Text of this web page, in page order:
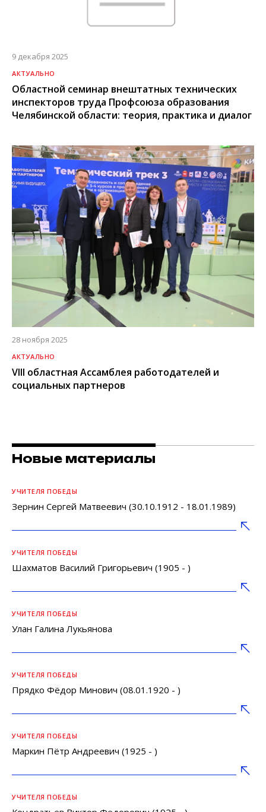
9 декабря 2025
АКТУАЛЬНО
Областной семинар внештатных технических
инспекторов труда Профсоюза образования
Челябинской области: теория, практика и диалог
28 ноября 2025
АКТУАЛЬНО
VIII областная Ассамблея работодателей и
социальных партнеров
Новые материалы
УЧИТЕЛЯ ПОБЕДЫ
Зернин Сергей Матвеевич (30.10.1912 - 18.01.1989)
УЧИТЕЛЯ ПОБЕДЫ
Шахматов Василий Григорьевич (1905 - )
УЧИТЕЛЯ ПОБЕДЫ
Улан Галина Лукьянова
УЧИТЕЛЯ ПОБЕДЫ
Прядко Фёдор Минович (08.01.1920 - )
УЧИТЕЛЯ ПОБЕДЫ
Маркин Пётр Андреевич (1925 - )
УЧИТЕЛЯ ПОБЕДЫ